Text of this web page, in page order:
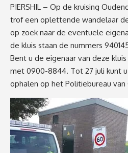
PIERSHIL – Op de kruising
trof een oplettende wandelaar
op zoek naar de eventuele
de kluis staan de nummers
Bent u de eigenaar van deze
met 0900-8844. Tot 27 juli kunt
ophalen op het Politiebureau van